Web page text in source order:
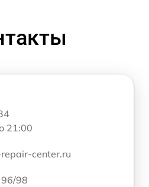
21:00
center.ru
98